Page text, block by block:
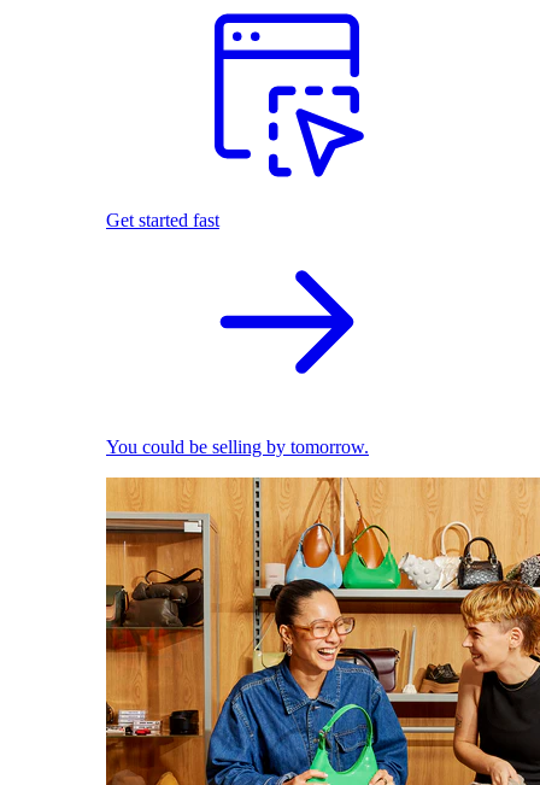
Get started fast
You could be selling by tomorrow.